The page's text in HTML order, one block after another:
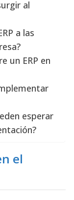
al
a las
un ERP en
esperar
el